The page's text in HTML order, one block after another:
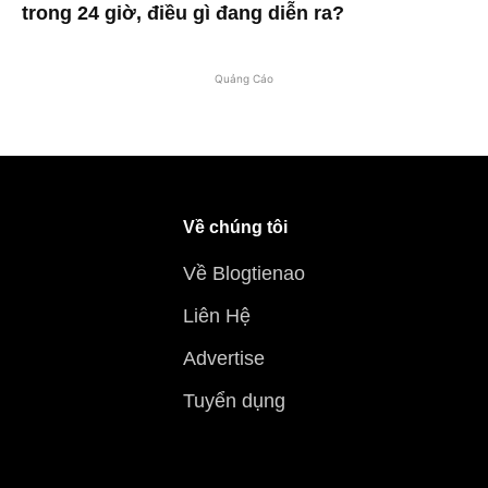
trong 24 giờ, điều gì đang diễn ra?
Quảng Cáo
Về chúng tôi
Về Blogtienao
Liên Hệ
Advertise
Tuyển dụng